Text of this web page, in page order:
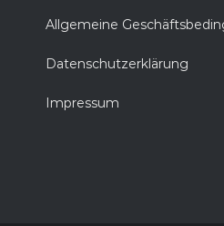
Allgemeine
Datenschutzerklärung
Impressum